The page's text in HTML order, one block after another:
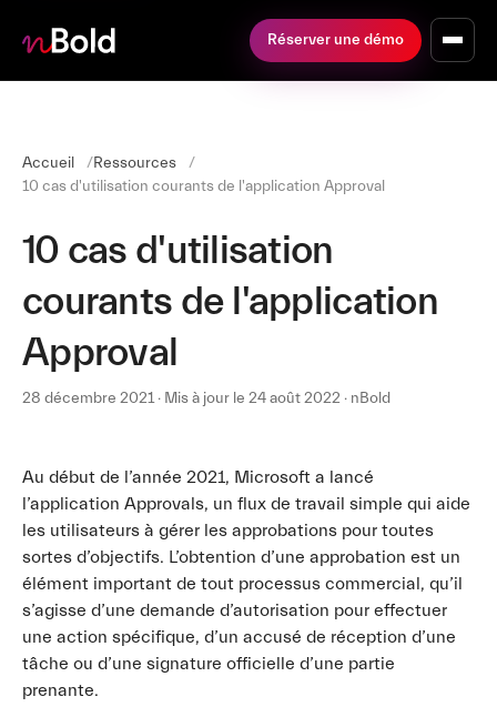
Réserver une démo
Accueil
Ressources
10 cas d'utilisation courants de l'application Approval
10 cas d'utilisation
courants de l'application
Approval
28 décembre 2021 · Mis à jour le 24 août 2022 · nBold
Au début de l’année 2021, Microsoft a lancé
l’application Approvals, un flux de travail simple qui aide
les utilisateurs à gérer les approbations pour toutes
sortes d’objectifs. L’obtention d’une approbation est un
élément important de tout processus commercial, qu’il
s’agisse d’une demande d’autorisation pour effectuer
une action spécifique, d’un accusé de réception d’une
tâche ou d’une signature officielle d’une partie
prenante.